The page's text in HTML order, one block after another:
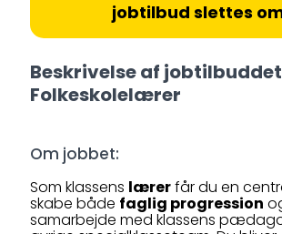
jobtilbud slettes
Beskrivelse af
Folkeskolelærer
Om jobbet:
Som klassens lærerfår du en
skabe både faglig progression
samarbejde med klassens